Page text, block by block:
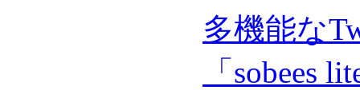
多機能な
「sobees